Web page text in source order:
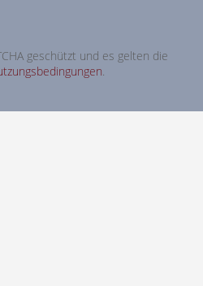
geschützt und es gelten die
.